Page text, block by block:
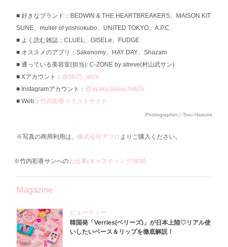
好きなブランド：BEDWIN & THE HEARTBREAKERS、MAISON KIT
SUNE、muller of yoshiokubo、UNITED TOKYO、A.P.C.
よく読む雑誌：CLUEL、GISELe、FUDGE
オススメのアプリ：Sakenomy、HAY DAY、Shazam
通っている美容室(担当): C-ZONE by atreve(村山武サン)
Xアカウント： @0625_alice
Instagramアカウント： @ayaka.takeuchi625
Web： 竹内彩香イラストサイト
Photographer／Toru Hasumi
※写真の商用利用は、 株式会社アフロ よりご購入ください。
※竹内彩香サンへのお仕事(キャスティング)依頼
Magazine
ビューティー
韓国発「Verries(ベリーズ)」が日本上陸♡リアル使
いしたいベース＆リップを徹底解説！